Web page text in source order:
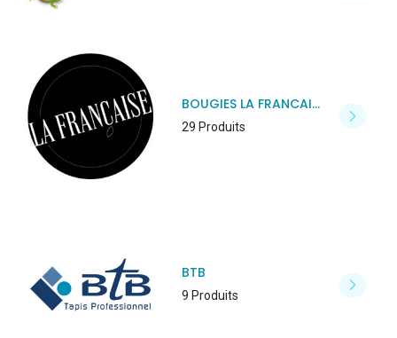
BOUGIES LA FRANCAISE
29 Produits
BTB
9 Produits